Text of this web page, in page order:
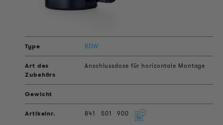
BDW
Anschlussdose für horizontale Montage
841 501 900